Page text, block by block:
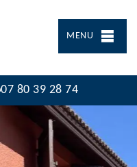
MENU
07 80 39 28 74